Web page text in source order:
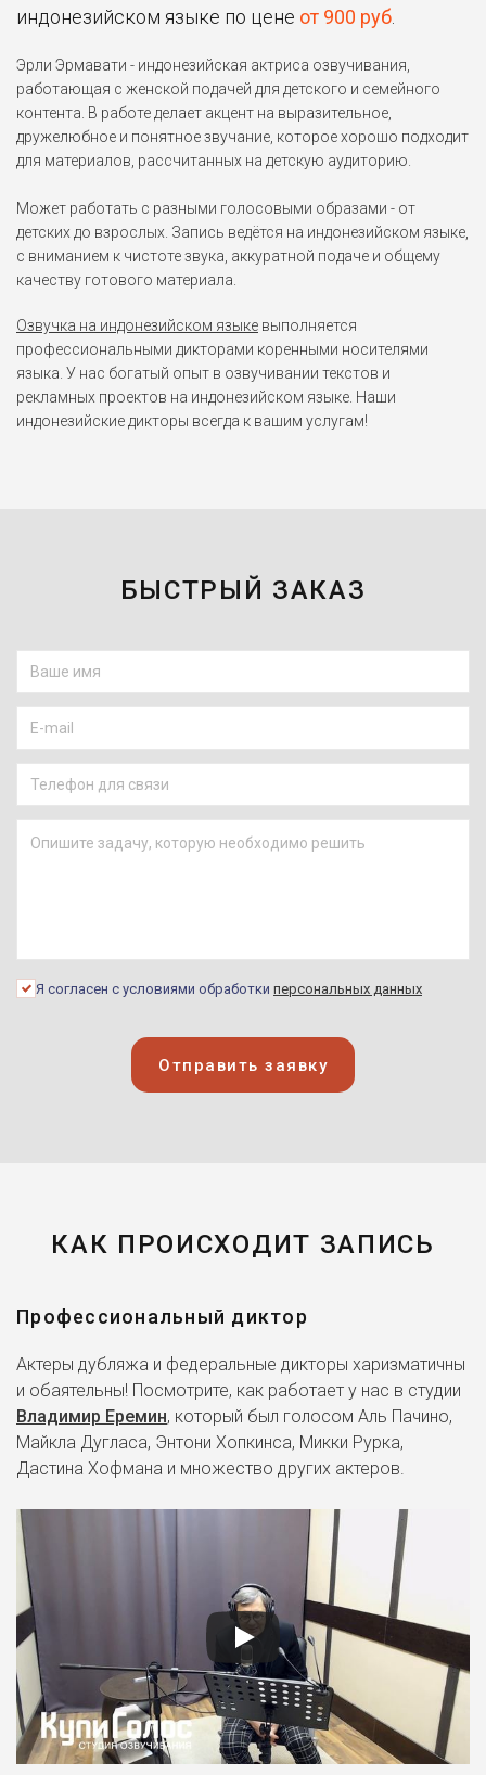
индонезийском языке по цене от 900 руб
Эрли Эрмавати - индонезийская актриса озвучивания,
работающая с женской подачей для детского и семейного
контента. В работе делает акцент на выразительное,
дружелюбное и понятное звучание, которое хорошо подходит
для материалов, рассчитанных на детскую аудиторию.
Может работать с разными голосовыми образами - от
детских до взрослых. Запись ведётся на индонезийском языке,
с вниманием к чистоте звука, аккуратной подаче и общему
качеству готового материала.
Озвучка на индонезийском языке выполняется
профессиональными дикторами коренными носителями
языка. У нас богатый опыт в озвучивании текстов и
рекламных проектов на индонезийском языке. Наши
индонезийские дикторы всегда к вашим услугам!
БЫСТРЫЙ ЗАКАЗ
Я согласен с условиями обработки персональных данных
Отправить заявку
КАК ПРОИСХОДИТ ЗАПИСЬ
Профессиональный диктор
Актеры дубляжа и федеральные дикторы харизматичны
и обаятельны! Посмотрите, как работает у нас в студии
Владимир Еремин, который был голосом Аль Пачино,
Майкла Дугласа, Энтони Хопкинса, Микки Рурка,
Дастина Хофмана и множество других актеров.